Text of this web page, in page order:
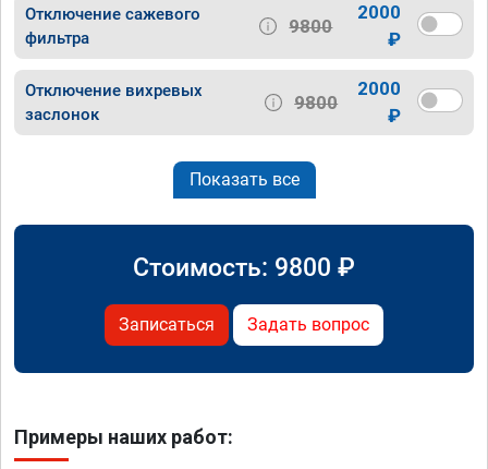
Отключение сажевого
фильтра
9800
2000
₽
Отключение вихревых
заслонок
9800
2000
₽
Показать все
Стоимость: 9800 ₽
Записаться Задать вопрос
Примеры наших работ: